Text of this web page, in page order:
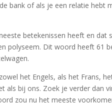
bank of als je een relatie hebt
betekenissen heeft en dat
Dit woord heeft 61
het Engels, als het Frans,
bij ons. Zoek je verder dan
zou nu het meeste